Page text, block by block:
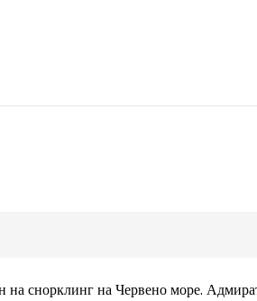
на снорклинг на Червено море.